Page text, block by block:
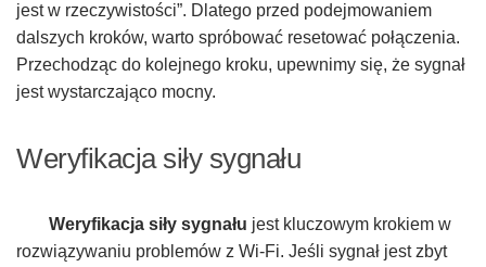
jest w rzeczywistości”. Dlatego przed podejmowaniem
dalszych kroków, warto spróbować resetować połączenia.
Przechodząc do kolejnego kroku, upewnimy się, że sygnał
jest wystarczająco mocny.
Weryfikacja siły sygnału
Weryfikacja siły sygnału jest kluczowym krokiem w
rozwiązywaniu problemów z Wi-Fi. Jeśli sygnał jest zbyt